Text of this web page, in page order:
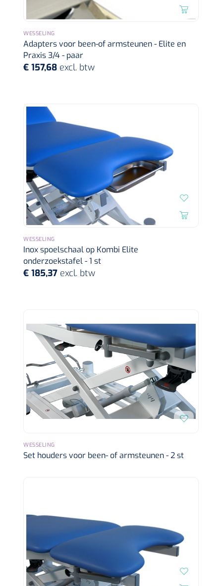
WESSELING
Adapters voor been-of armsteunen - Elite en
Praxis 3/4 - paar
€ 157,68 excl. btw
WESSELING
Inox spoelschaal op Kombi Elite
onderzoekstafel - 1 st
€ 185,37 excl. btw
WESSELING
Set houders voor been- of armsteunen - 2 st